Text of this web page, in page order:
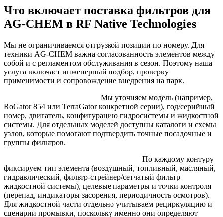
Что включает поставка фильтров для
AG-CHEM в RF Native Technologies
Мы не ограничиваемся отгрузкой позиции по номеру. Для
техники AG-CHEM важна согласованность элементов между
собой и с регламентом обслуживания в сезон. Поэтому наша
услуга включает инженерный подбор, проверку
применимости и сопровождение внедрения на парк.
Мы уточняем модель (например,
RoGator 854 или TerraGator конкретной серии), год/серийный
номер, двигатель, конфигурацию гидросистемы и жидкостной
системы. Для отдельных моделей доступны каталоги и схемы
узлов, которые помогают подтвердить точные посадочные и
группы фильтров.
По каждому контуру
фиксируем тип элемента (воздушный, топливный, масляный,
гидравлический, фильтр-стрейнер/сетчатый фильтр
жидкостной системы), целевые параметры и точки контроля
(перепад, индикаторы засорения, периодичность осмотров).
Для жидкостной части отдельно учитываем рециркуляцию и
сценарии промывки, поскольку именно они определяют